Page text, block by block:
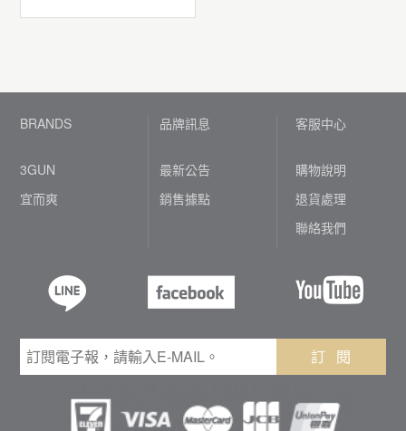
BRANDS
3GUN
宜而爽
品牌訊息
最新公告
銷售據點
客服中心
購物說明
退貨處理
聯絡我們
訂 閱